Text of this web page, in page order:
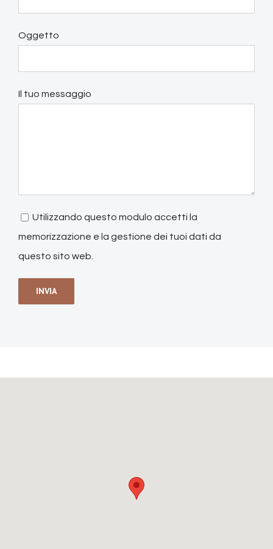
Oggetto
Il tuo messaggio
Utilizzando questo modulo accetti la
memorizzazione e la gestione dei tuoi dati da
questo sito web.